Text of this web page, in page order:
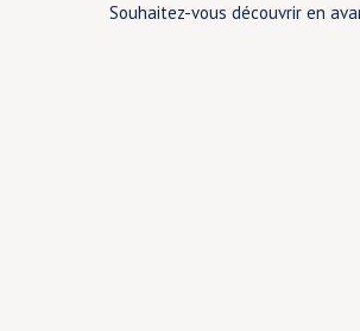
Souhaitez-vous découvrir en